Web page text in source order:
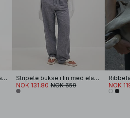
Skjorte i seersucker med lange ermer
Stripete bukse i lin med elastisk midje
NOK 131.80 NOK 659
NOK